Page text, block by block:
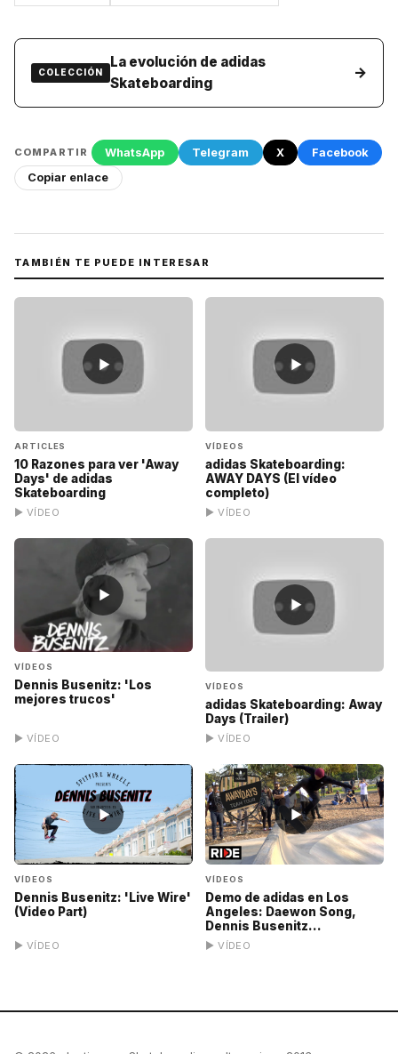
COLECCIÓN
La evolución de adidas
Skateboarding
→
COMPARTIR WhatsApp Telegram X
Facebook
Copiar enlace
TAMBIÉN TE PUEDE INTERESAR
▶
ARTICLES
10 Razones para ver 'Away
Days' de adidas
Skateboarding
▶ VÍDEO
▶
VÍDEOS
adidas Skateboarding:
AWAY DAYS (El vídeo
completo)
▶ VÍDEO
▶
VÍDEOS
Dennis Busenitz: 'Los
mejores trucos'
▶ VÍDEO
▶
VÍDEOS
adidas Skateboarding: Away
Days (Trailer)
▶ VÍDEO
▶
VÍDEOS
Dennis Busenitz: 'Live Wire'
(Video Part)
▶ VÍDEO
▶
VÍDEOS
Demo de adidas en Los
Angeles: Daewon Song,
Dennis Busenitz...
▶ VÍDEO